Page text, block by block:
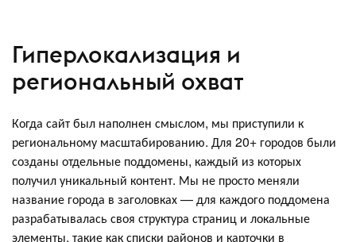
Гиперлокализация и
региональный охват
Когда сайт был наполнен смыслом, мы приступили к
региональному масштабированию. Для 20+ городов были
созданы отдельные поддомены, каждый из которых
получил уникальный контент. Мы не просто меняли
название города в заголовках — для каждого поддомена
разрабатывалась своя структура страниц и локальные
элементы, такие как списки районов и карточки в